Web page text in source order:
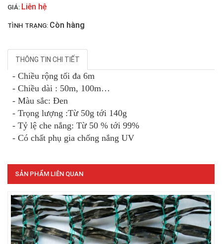
LƯỚI CHẮN CÔN TRÙNG
GIÁ: Liên hệ
TÌNH TRẠNG: Còn hàng
THÔNG TIN CHI TIẾT
- Chiều rộng tối đa 6m
- Chiều dài : 50m, 100m…
- Màu sắc: Đen
- Trọng lượng :Từ 50g tới 140g
- Tỷ lệ che nắng: Từ 50 % tới 99%
- Có chất phụ gia chống nắng UV
SẢN PHẨM LIÊN QUAN